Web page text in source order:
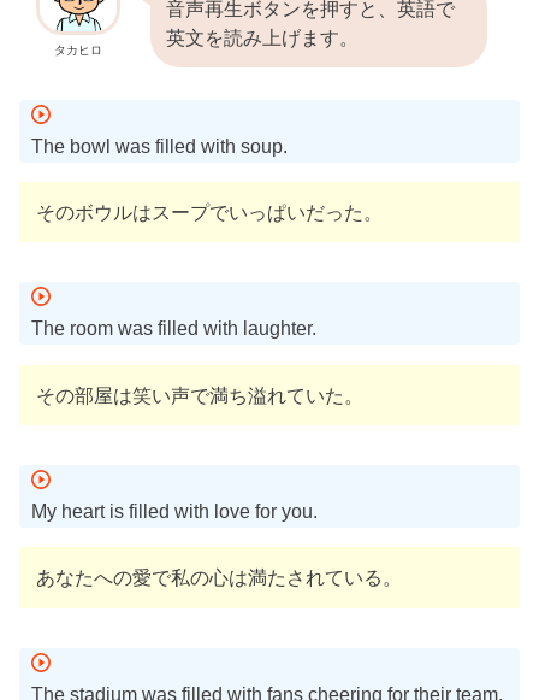
タカヒロ
音声再生ボタンを押すと、英語で
英文を読み上げます。
The bowl was filled with soup.
そのボウルはスープでいっぱいだった。
The room was filled with laughter.
その部屋は笑い声で満ち溢れていた。
My heart is filled with love for you.
あなたへの愛で私の心は満たされている。
The stadium was filled with fans cheering for their team.